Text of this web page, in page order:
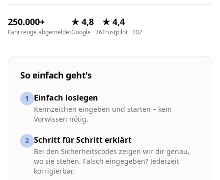
250.000+
Fahrzeuge abgemeldet
★ 4,8
Google · 76
★ 4,4
Trustpilot · 202
So einfach geht's
1 Einfach loslegen
Kennzeichen eingeben und starten – kein
Vorwissen nötig.
2 Schritt für Schritt erklärt
Bei den Sicherheitscodes zeigen wir dir genau,
wo sie stehen. Falsch eingegeben? Jederzeit
korrigierbar.